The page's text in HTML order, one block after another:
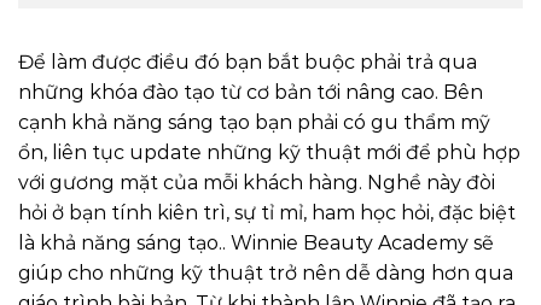
Để làm được điều đó bạn bắt buộc phải trả qua
những khóa đào tạo từ cơ bản tới nâng cao. Bên
cạnh khả năng sáng tạo bạn phải có gu thẩm mỹ
ổn, liên tục update những kỹ thuật mới để phù hợp
với gương mặt của mỗi khách hàng. Nghề này đòi
hỏi ở bạn tính kiên trì, sự tỉ mỉ, ham học hỏi, đặc biệt
là khả năng sáng tạo.. Winnie Beauty Academy sẽ
giúp cho những kỹ thuật trở nên dễ dàng hơn qua